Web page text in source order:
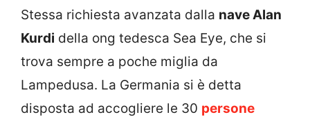
Stessa richiesta avanzata dalla nave Alan
Kurdi della ong tedesca Sea Eye, che si
trova sempre a poche miglia da
Lampedusa. La Germania si è detta
disposta ad accogliere le 30 persone